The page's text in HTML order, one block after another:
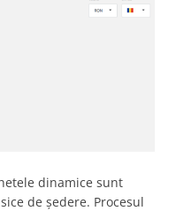
dinamice sunt
de ședere. Procesul